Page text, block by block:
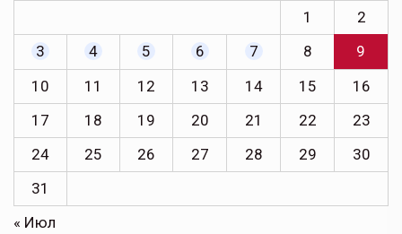
1
2
3
4 5 6 7 8
9
10
11 12 13 14 15
16
17
18 19 20 21 22
23
24
25 26 27 28 29
30
31
« Июл